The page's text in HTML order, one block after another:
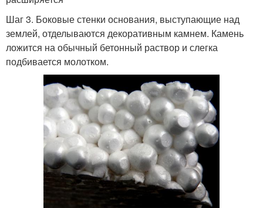
Шаг 3. Боковые стенки основания, выступающие над
землей, отделываются декоративным камнем. Камень
ложится на обычный бетонный раствор и слегка
подбивается молотком.